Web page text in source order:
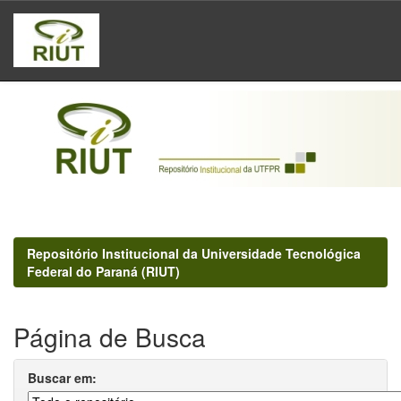
Skip
navigation
Repositório Institucional da Universidade Tecnológica
Federal do Paraná (RIUT)
Página de Busca
Buscar em: